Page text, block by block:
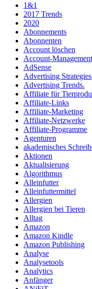
1&1
2017 Trends
2020
Abonnements
Abonnenten
Account löschen
Account-Management
AdSense
Advertising Strategies
Advertising Trends.
Affiliate für
Affiliate-Links
Affiliate-Marketing
Affiliate-Netzwerke
Affiliate-Programme
Agenturen
akademisches
Aktionen
Aktualisierung
Algorithmus
Alleinfutter
Alleinfuttermittel
Allergien
Allergien bei Tieren
Alltag
Amazon
Amazon Kindle
Amazon Publishing
Analyse
Analysetools
Analytics
Anfänger